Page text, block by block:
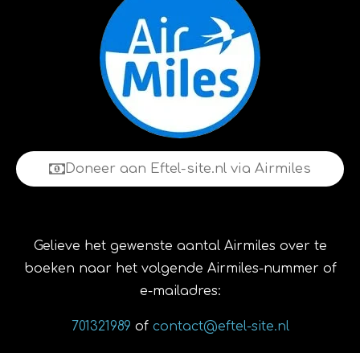
Doneer aan Eftel-site.nl via Airmiles
Gelieve het gewenste aantal Airmiles over te
boeken naar het volgende Airmiles-nummer of
e-mailadres:
701321989 ofcontact@eftel-site.nl